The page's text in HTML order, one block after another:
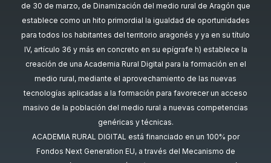
de 30 de marzo, de Dinamización del medio rural de Aragón que
establece como un hito primordial la igualdad de oportunidades
para todos los habitantes del territorio aragonés y ya en su título
IV, artículo 36 y más en concreto en su epígrafe h) establece la
creación de una Academia Rural Digital para la formación en el
medio rural, mediante el aprovechamiento de las nuevas
tecnologías aplicadas a la formación para favorecer un acceso
masivo de la población del medio rural a nuevas competencias
genéricas y técnicas.
ACADEMIA RURAL DIGITAL está financiado en un 100% por
Fondos Next Generation EU, a través del Mecanismo de